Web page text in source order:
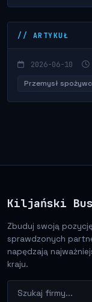
// ARTYKUŁ
2026-06-10
Przemysł
Kiljański
Zbuduj swoją
sprawdzonych
napędzają
kraju.